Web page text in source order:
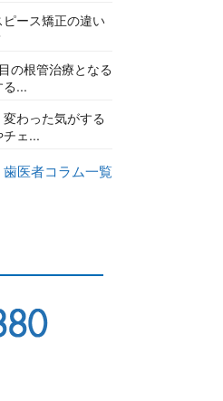
ース矯正の違い
の根管治療となる
...
わった気がする
ェ...
歯医者コラム一覧